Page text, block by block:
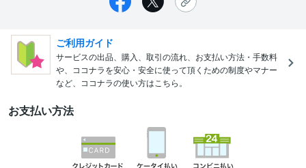
ご利用ガイド
サービスの出品、購入、取引の流れ、お支払い方法・手数料
や、ココナラを安心・安全に使って頂くための制度やマナー
など、ココナラの使い方はこちら。
お支払い方法